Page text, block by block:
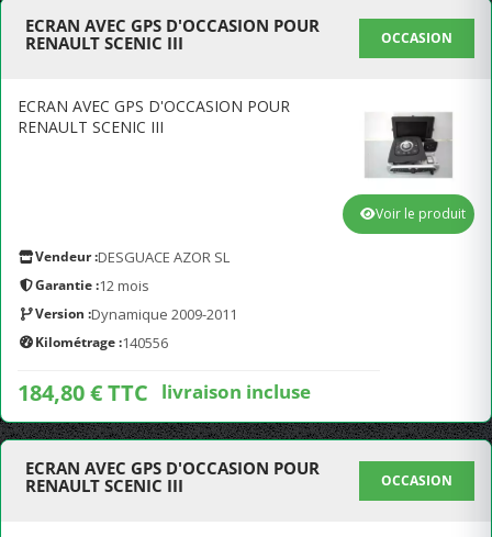
ECRAN AVEC GPS D'OCCASION POUR
RENAULT SCENIC III
OCCASION
ECRAN AVEC GPS D'OCCASION POUR
RENAULT SCENIC III
Vendeur :DESGUACE AZOR SL
Garantie :12 mois
Version :Dynamique 2009-2011
Kilométrage :140556
184,80 € TTC livraison incluse
Voir le produit
ECRAN AVEC GPS D'OCCASION POUR
RENAULT SCENIC III
OCCASION